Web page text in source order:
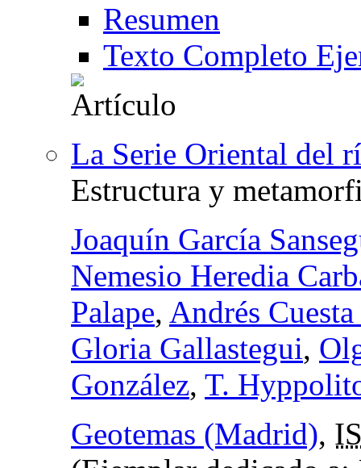
Resumen
Texto Completo
La Serie Oriental del
Estructura y
Joaquín García
Nemesio Heredia
Palape, Andrés
Gloria Gallastegui,
González, T.
Geotemas (Madrid),